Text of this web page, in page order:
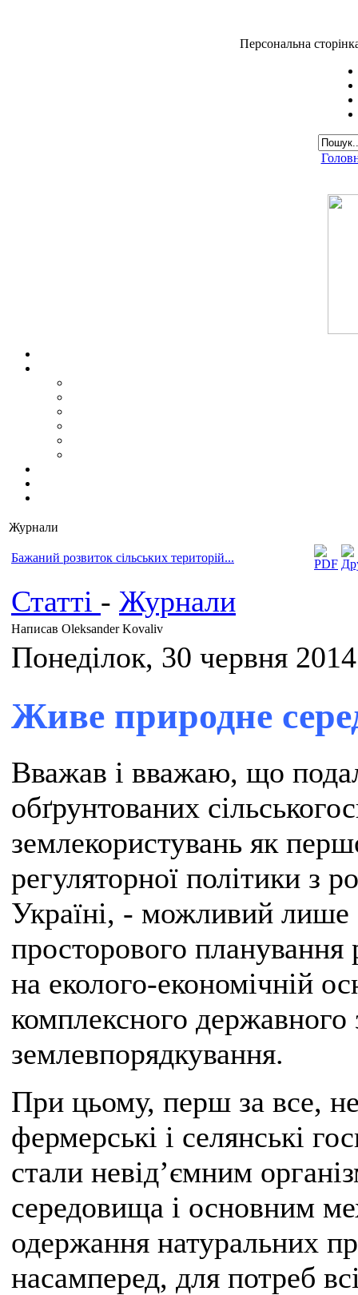
Персональна
Журнали
Бажаний розвиток сільських територій...
Статті - Журнали
Написав Oleksander Kovaliv
Понеділок, 30 червня
Живе природне
Вважав і вважаю, що
обґрунтованих
землекористувань як
регуляторної політики з
Україні, - можливий лише
просторового планування
на еколого-економічній
комплексного
землевпорядкування.
При цьому, перш за все,
фермерські і селянські
стали невід’ємним
середовища і основним
одержання натуральних
насамперед, для потреб